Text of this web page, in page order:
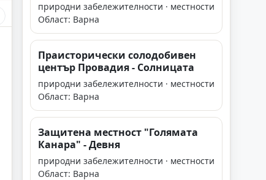
природни забележителности · местности
Област: Варна
Праисторически солодобивен
център Провадия - Солницата
природни забележителности · местности
Област: Варна
Защитена местност "Голямата
Канара" - Девня
природни забележителности · местности
Област: Варна